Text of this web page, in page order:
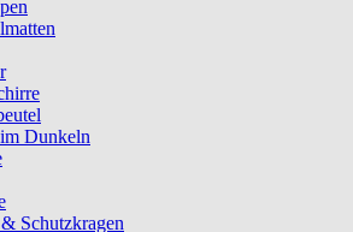
Dunkeln
Schutzkragen